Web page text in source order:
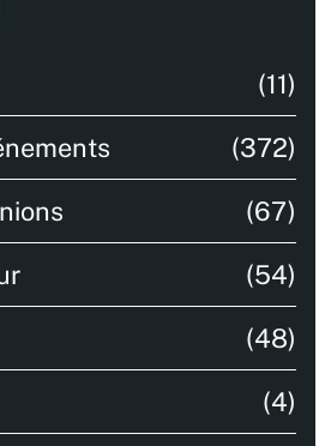
(11)
(372)
(67)
(54)
(48)
(4)